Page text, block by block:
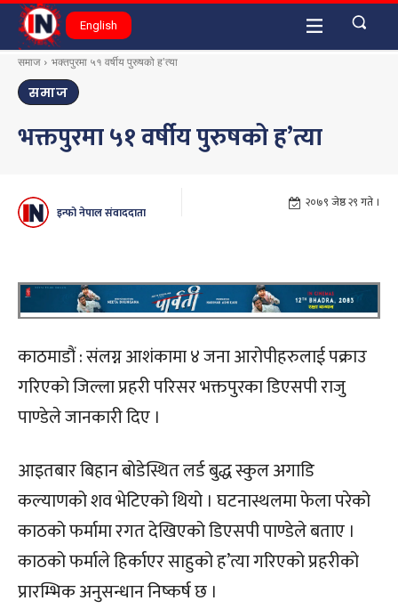
English
समाज भक्तपुरमा ५१ वर्षीय पुरुषको ह'त्या
समाज
भक्तपुरमा ५१ वर्षीय पुरुषको ह’त्या
इन्फो नेपाल संवाददाता
२०७९ जेष्ठ २९ गते ।
काठमाडौं : संलग्न आशंकामा ४ जना आरोपीहरुलाई पक्राउ
गरिएको जिल्ला प्रहरी परिसर भक्तपुरका डिएसपी राजु
पाण्डेले जानकारी दिए ।
आइतबार बिहान बोडेस्थित लर्ड बुद्ध स्कुल अगाडि
कल्याणको शव भेटिएको थियो । घटनास्थलमा फेला परेको
काठको फर्मामा रगत देखिएको डिएसपी पाण्डेले बताए ।
काठको फर्माले हिर्काएर साहुको ह’त्या गरिएको प्रहरीको
प्रारम्भिक अनुसन्धान निष्कर्ष छ ।